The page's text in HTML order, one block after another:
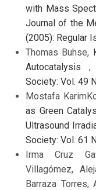
with Mass
Journal of the
(2005): Regular
Thomas Buhse,
Autocatalysis ,
Society: Vol. 49
Mostafa
as Green
Ultrasound
Society: Vol. 61
Irma Cruz
Villagómez,
Barraza Torres,